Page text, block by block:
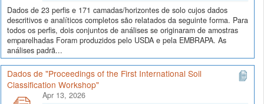
Dados de 23 perfis e 171 camadas/horizontes de solo cujos dados
descritivos e analíticos completos são relatados da seguinte forma. Para
todos os perfis, dois conjuntos de análises se originaram de amostras
emparelhadas Foram produzidos pelo USDA e pela EMBRAPA. As
análises padrã...
Dados de "Proceedings of the First International Soil
Classification Workshop"
Apr 13, 2026